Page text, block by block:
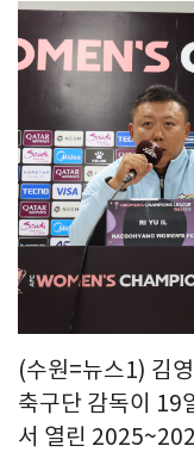
(수원=뉴스1) 김
축구단 감독이 19
서 열린